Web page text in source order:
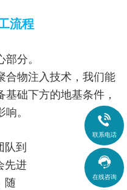
流程
分。
合物注入技术，我们能
础下方的地基条件，
。
队到
先进
随

联系电话

在线咨询